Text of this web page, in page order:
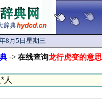
8月5日星期三
-> 在线查询龙行虎变的意思